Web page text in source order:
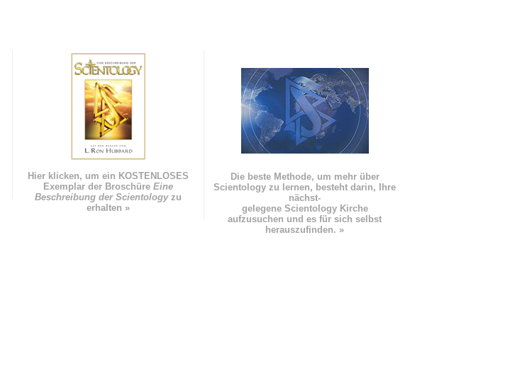
Hier klicken, um ein KOSTENLOSES
Exemplar der Broschüre Eine
Beschreibung der Scientologyzu
erhalten »
Die beste Methode, um mehr über
Scientology zu lernen, besteht darin, Ihre
nächst-
gelegene Scientology Kirche
aufzusuchen und es für sich selbst
herauszufinden. »